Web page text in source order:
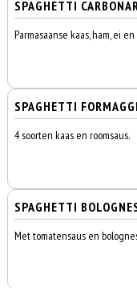
SPAGHETTI
Parmasaanse kaas, ham, ei
SPAGHETTI
4 soorten kaas en roomsaus.
SPAGHETTI
Met tomatensaus en